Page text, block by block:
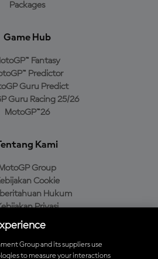
Packages
Game Hub
Fantasy
Predictor
Guru Predict
Guru Racing 25/26
MotoGP™26
Kami
MotoGP Group
Cookie
Hukum
Privasi
Pembelian
Group and its suppliers use
to measure your interactions